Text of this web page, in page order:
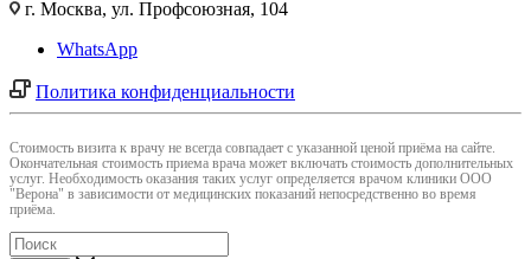
г. Москва, ул. Профсоюзная, 104
WhatsApp
Политика конфиденциальности
Cтоимость визита к врачу не всегда совпадает с указанной ценой приёма на сайте.
Окончательная стоимость приема врача может включать стоимость дополнительных
услуг. Необходимость оказания таких услуг определяется врачом клиники ООО
"Верона" в зависимости от медицинских показаний непосредственно во время
приёма.